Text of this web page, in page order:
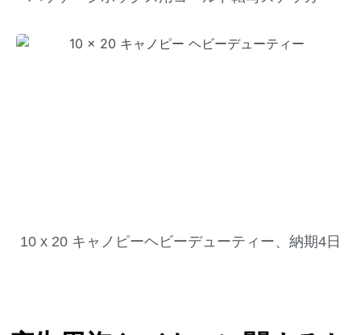
10 x 20 キャノピーヘビーデューティー、納期4日